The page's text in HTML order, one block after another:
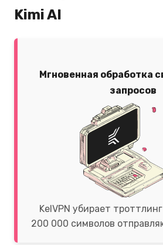
Kimi AI
Мгновенная обработка
запросов
KelVPN убирает
200 000 символов